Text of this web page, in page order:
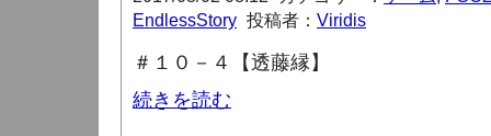
EndlessStory 投稿者： Viridis
＃１０－４【透藤縁】
続きを読む